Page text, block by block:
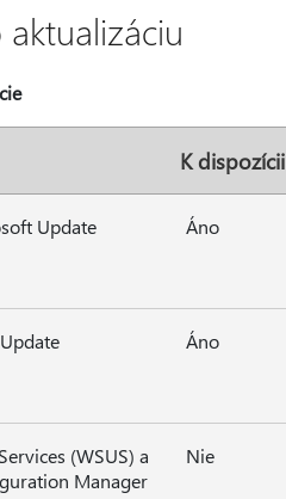
K dispozícii
Update Áno
Áno
(WSUS) a
Manager
Nie